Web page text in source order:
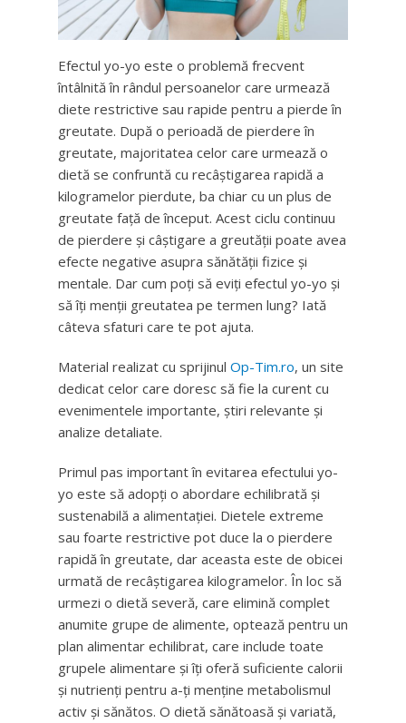
Efectul yo-yo este o problemă frecvent
întâlnită în rândul persoanelor care urmează
diete restrictive sau rapide pentru a pierde în
greutate. După o perioadă de pierdere în
greutate, majoritatea celor care urmează o
dietă se confruntă cu recâștigarea rapidă a
kilogramelor pierdute, ba chiar cu un plus de
greutate față de început. Acest ciclu continuu
de pierdere și câștigare a greutății poate avea
efecte negative asupra sănătății fizice și
mentale. Dar cum poți să eviți efectul yo-yo și
să îți menții greutatea pe termen lung? Iată
câteva sfaturi care te pot ajuta.
Material realizat cu sprijinul Op-Tim.ro, un site
dedicat celor care doresc să fie la curent cu
evenimentele importante, știri relevante și
analize detaliate.
Primul pas important în evitarea efectului yo-
yo este să adopți o abordare echilibrată și
sustenabilă a alimentației. Dietele extreme
sau foarte restrictive pot duce la o pierdere
rapidă în greutate, dar aceasta este de obicei
urmată de recâștigarea kilogramelor. În loc să
urmezi o dietă severă, care elimină complet
anumite grupe de alimente, optează pentru un
plan alimentar echilibrat, care include toate
grupele alimentare și îți oferă suficiente calorii
și nutrienți pentru a-ți menține metabolismul
activ și sănătos. O dietă sănătoasă și variată,